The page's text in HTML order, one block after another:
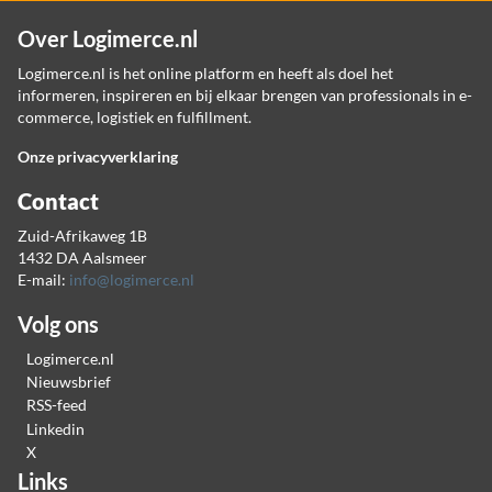
Over Logimerce.nl
Logimerce.nl is het online platform en heeft als doel het
informeren, inspireren en bij elkaar brengen van professionals in e-
commerce, logistiek en fulfillment.
Onze privacyverklaring
Contact
Zuid-Afrikaweg 1B
1432 DA Aalsmeer
E-mail: info@logimerce.nl
Volg ons
Logimerce.nl
Nieuwsbrief
RSS-feed
Linkedin
X
Links